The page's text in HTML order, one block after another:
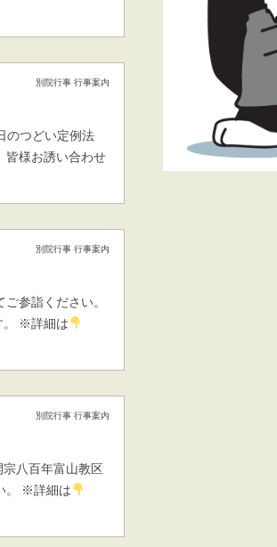
別院行事 行事案内
のつどい定例法
皆様お誘い合わせ
別院行事 行事案内
参詣ください。
。 ※詳細は
別院行事 行事案内
八百年富山教区
。 ※詳細は